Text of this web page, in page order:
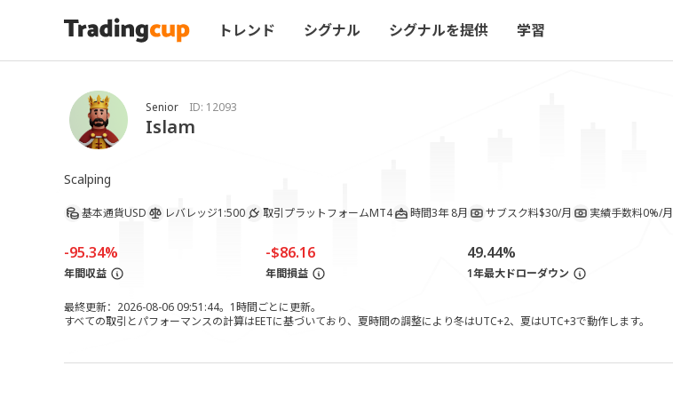
トレンド シグナル シグナルを提供 学習
Senior ID: 12093
Islam
Scalping
基本通貨USD レバレッジ1:500 取引プラットフォームMT4 時間3年 8月 サブスク料$30/月 実績手数料0%/月
-95.34%
年間収益
-$86.16
年間損益
49.44%
1年最大ドローダウン
最終更新：2026-08-06 09:51:44。1時間ごとに更新。
すべての取引とパフォーマンスの計算はEETに基づいており、夏時間の調整により冬はUTC+2、夏はUTC+3で動作します。